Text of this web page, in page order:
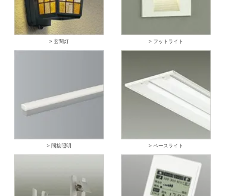
> 玄関灯 > フットライト
> 間接照明 > ベースライト